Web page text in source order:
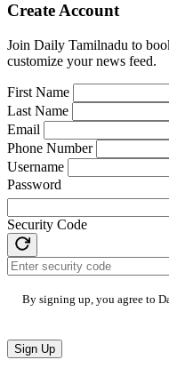
Create Account
Join Daily Tamilnadu to
customize your news feed.
First Name
Last Name
Email
Phone Number
Username
Password
Security Code
By signing up, you agree to
Sign Up